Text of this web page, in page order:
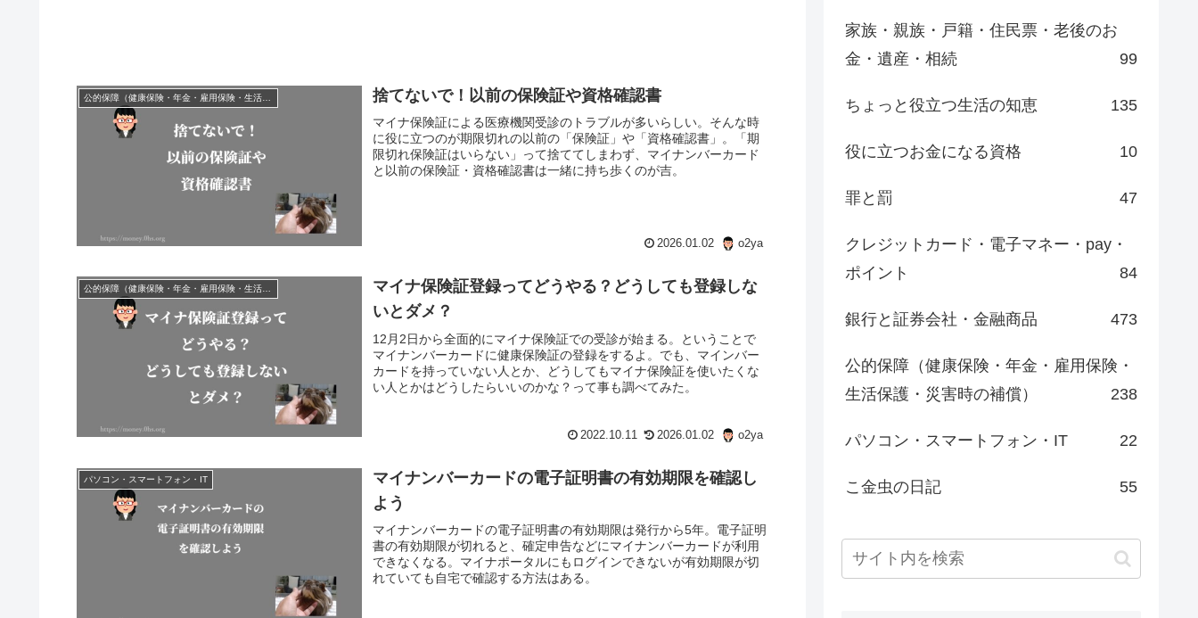
捨てないで！以前の保険証や資格確認書
マイナ保険証による医療機関受診のトラブルが多いらしい。そんな時
に役に立つのが期限切れの以前の「保険証」や「資格確認書」。「期
限切れ保険証はいらない」って捨ててしまわず、マイナンバーカード
と以前の保険証・資格確認書は一緒に持ち歩くのが吉。
2026.01.02 o2ya
マイナ保険証登録ってどうやる？どうしても登録しな
いとダメ？
12月2日から全面的にマイナ保険証での受診が始まる。ということで
マイナンバーカードに健康保険証の登録をするよ。でも、マインバー
カードを持っていない人とか、どうしてもマイナ保険証を使いたくな
い人とかはどうしたらいいのかな？って事も調べてみた。
2022.10.11 2026.01.02 o2ya
パソコン・スマートフォン・IT
マイナンバーカードの電子証明書の有効期限を確認し
よう
マイナンバーカードの電子証明書の有効期限は発行から5年。電子証明
書の有効期限が切れると、確定申告などにマイナンバーカードが利用
できなくなる。マイナポータルにもログインできないが有効期限が切
れていても自宅で確認する方法はある。
家族・親族・戸籍・住民票・老後のお
金・遺産・相続
99
ちょっと役立つ生活の知恵 135
役に立つお金になる資格 10
罪と罰 47
クレジットカード・電子マネー・pay・
ポイント
84
銀行と証券会社・金融商品 473
公的保障（健康保険・年金・雇用保険・
生活保護・災害時の補償）
238
パソコン・スマートフォン・IT 22
こ金虫の日記 55